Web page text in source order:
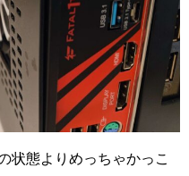
状態よりめっちゃかっこ